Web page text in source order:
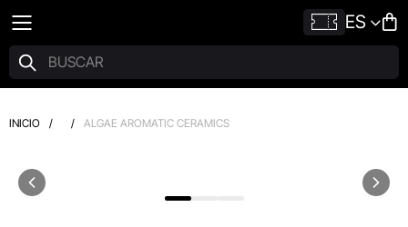
ES
INICIO / / ALGAE AROMATIC CERAMICS